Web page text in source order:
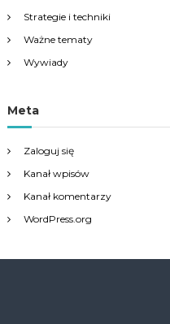
Strategie i techniki
Ważne tematy
Wywiady
Meta
Zaloguj się
Kanał wpisów
Kanał komentarzy
WordPress.org